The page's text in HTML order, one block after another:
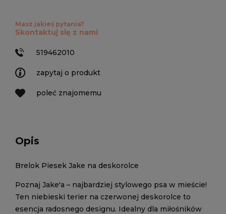
zapytaj o produkt
poleć znajomemu
Masz jakieś pytania?
Skontaktuj się z nami
519462010
Opis
Brelok Piesek Jake na deskorolce
Poznaj Jake'a – najbardziej stylowego psa w mieście!
Ten niebieski terier na czerwonej deskorolce to
esencja radosnego designu. Idealny dla miłośników